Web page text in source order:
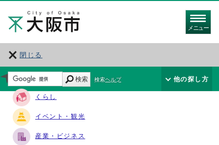
メニュー
閉じる
サイト・ナビ
くらし
イベント・観光
産業・ビジネス
検索 検索ヘルプ 他の探し方